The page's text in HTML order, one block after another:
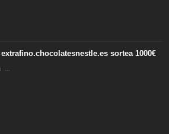
sortea 1000€
...